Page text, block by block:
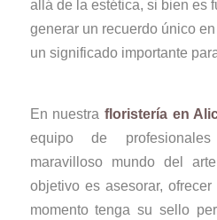
allá de la estética, si bien es
generar un recuerdo único
un significado importante
En nuestra floristería en
equipo de
maravilloso mundo del
objetivo es asesorar,
momento tenga su sello